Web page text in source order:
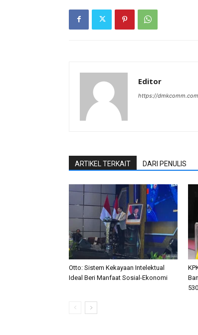
Editor
https://dmkcomm.com
ARTIKEL TERKAIT DARI PENULIS
Otto: Sistem Kekayaan Intelektual
Ideal Beri Manfaat Sosial-Ekonomi